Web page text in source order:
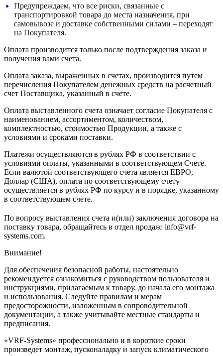
Предупреждаем, что все риски, связанные с
транспортировкой товара до места назначения, при
самовывозе и доставке собственными силами – переходят
на Покупателя.
Оплата производится только после подтверждения заказа и
получения вами счета.
Оплата заказа, выраженных в счетах, производится путем
перечисления Покупателем денежных средств на расчетный
счет Поставщика, указанный в счете.
Оплата выставленного счета означает согласие Покупателя с
наименованием, ассортиментом, количеством,
комплектностью, стоимостью Продукции, а также с
условиями и сроками поставки.
Платежи осуществляются в рублях РФ в соответствии с
условиями оплаты, указанными в соответствующем Счете.
Если валютой соответствующего счета является ЕВРО,
Доллар (США), оплата по соответствующему cчету
осуществляется в рублях РФ по курсу и в порядке, указанному
в соответствующем cчете.
По вопросу выставления счета и(или) заключения договора на
поставку товара, обращайтесь в отдел продаж: info@vrf-
systems.com.
Внимание!
Для обеспечения безопасной работы, настоятельно
рекомендуется ознакомиться с руководством пользователя и
инструкциями, прилагаемым к товару, до начала его монтажа
и использования. Следуйте правилам и мерам
предосторожности, изложенным в сопроводительной
документации, а также учитывайте местные стандарты и
предписания.
«VRF-Systems» профессионально и в короткие сроки
произведет монтаж, пусконаладку и запуск климатического